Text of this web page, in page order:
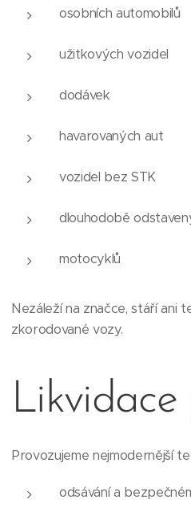
osobních automobilů
užitkových vozidel
dodávek
havarovaných aut
vozidel bez STK
dlouhodobě
motocyklů
Nezáleží na značce, stáří ani
zkorodované vozy.
Provozujeme nejmodernější
odsávání a